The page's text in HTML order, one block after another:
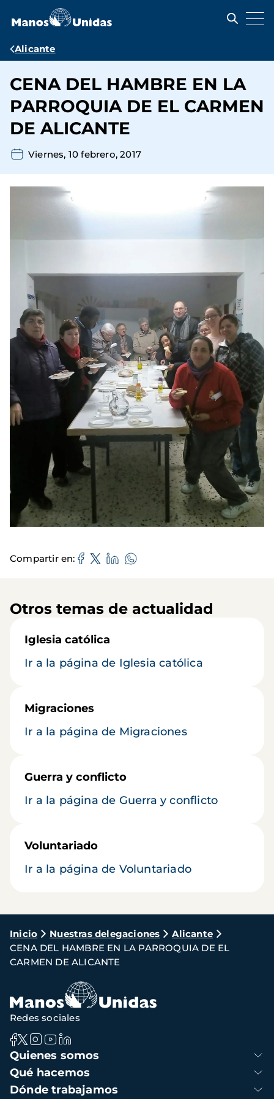
contenido
Ruta
navegación
Alicante
CENA DEL HAMBRE EN LA
PARROQUIA DE EL CARMEN
DE ALICANTE
Viernes, 10 febrero, 2017
Compartir en
Otros temas de actualidad
Iglesia católica
Ir a la página de Iglesia católica
Migraciones
Ir a la página de Migraciones
Guerra y conflicto
Ir a la página de Guerra y conflicto
Voluntariado
Ir a la página de Voluntariado
Ruta
de
navegación
Inicio Nuestras delegaciones
Alicante
CENA DEL HAMBRE EN LA PARROQUIA DE EL
CARMEN DE ALICANTE
Navegación
principal
Quienes somos
Qué hacemos
Dónde trabajamos
Redes sociales